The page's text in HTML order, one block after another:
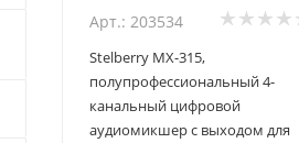
Арт.: 203534
Stelberry MX-315,
полупрофессиональный 4-
канальный цифровой
аудиомикшер с выходом для